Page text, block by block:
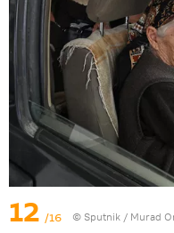
12 /16 © Sputnik / Murad